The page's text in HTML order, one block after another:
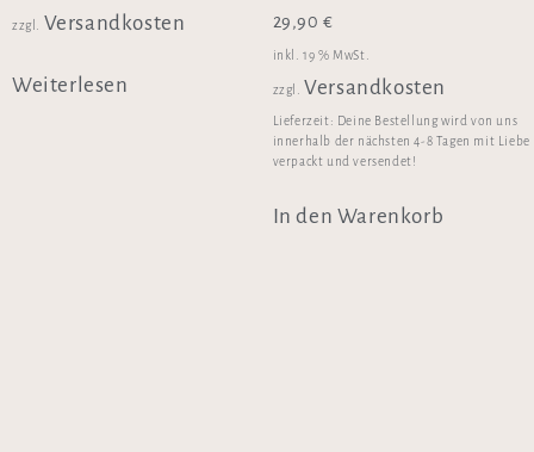
zzgl. Versandkosten
Weiterlesen
29,90€
inkl. 19 % MwSt.
zzgl. Versandkosten
Lieferzeit: Deine Bestellung wird von uns
innerhalb der nächsten 4-8 Tagen mit Liebe
verpackt und versendet!
In den Warenkorb